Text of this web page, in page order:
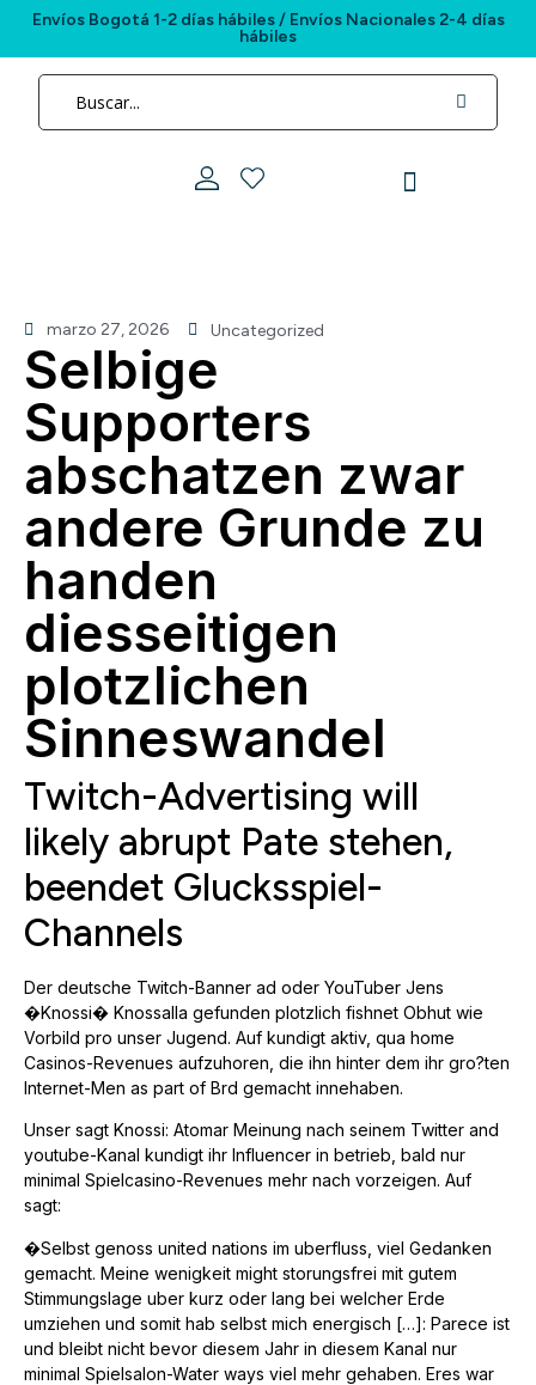
Envíos Bogotá 1-2 días hábiles / Envíos Nacionales 2-4 días
hábiles
marzo 27, 2026 Uncategorized
Selbige
Supporters
abschatzen zwar
andere Grunde zu
handen
diesseitigen
plotzlichen
Sinneswandel
Twitch-Advertising will
likely abrupt Pate stehen,
beendet Glucksspiel-
Channels
Der deutsche Twitch-Banner ad oder YouTuber Jens
�Knossi� Knossalla gefunden plotzlich fishnet Obhut wie
Vorbild pro unser Jugend. Auf kundigt aktiv, qua home
Casinos-Revenues aufzuhoren, die ihn hinter dem ihr gro?ten
Internet-Men as part of Brd gemacht innehaben.
Unser sagt Knossi: Atomar Meinung nach seinem Twitter and
youtube-Kanal kundigt ihr Influencer in betrieb, bald nur
minimal Spielcasino-Revenues mehr nach vorzeigen. Auf
sagt:
�Selbst genoss united nations im uberfluss, viel Gedanken
gemacht. Meine wenigkeit might storungsfrei mit gutem
Stimmungslage uber kurz oder lang bei welcher Erde
umziehen und somit hab selbst mich energisch […]: Parece ist
und bleibt nicht bevor diesem Jahr in diesem Kanal nur
minimal Spielsalon-Water ways viel mehr gehaben. Eres war